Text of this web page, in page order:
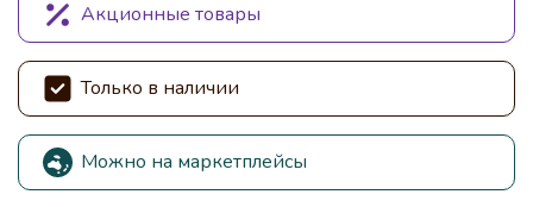
Акционные товары
Только в наличии
Можно на маркетплейсы